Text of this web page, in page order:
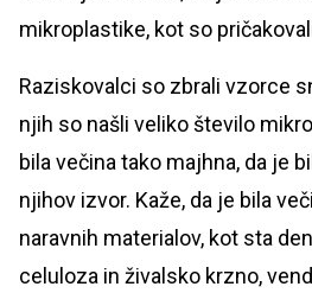
mikroplastike, kot so
Raziskovalci so zbrali vzorce
njih so našli veliko število
bila večina tako majhna, da je
njihov izvor. Kaže, da je bila
naravnih materialov, kot sta
celuloza in živalsko krzno,